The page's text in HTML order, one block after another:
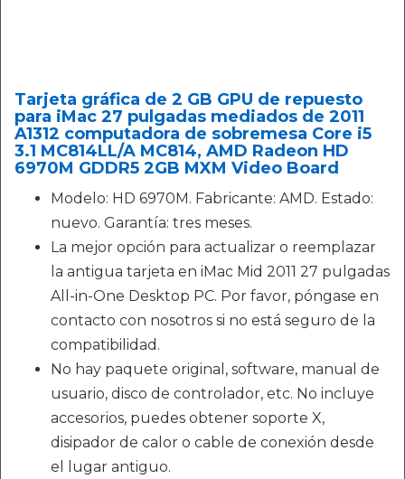
Tarjeta gráfica de 2 GB GPU de repuesto
para iMac 27 pulgadas mediados de 2011
A1312 computadora de sobremesa Core i5
3.1 MC814LL/A MC814, AMD Radeon HD
6970M GDDR5 2GB MXM Video Board
Modelo: HD 6970M. Fabricante: AMD. Estado:
nuevo. Garantía: tres meses.
La mejor opción para actualizar o reemplazar
la antigua tarjeta en iMac Mid 2011 27 pulgadas
All-in-One Desktop PC. Por favor, póngase en
contacto con nosotros si no está seguro de la
compatibilidad.
No hay paquete original, software, manual de
usuario, disco de controlador, etc. No incluye
accesorios, puedes obtener soporte X,
disipador de calor o cable de conexión desde
el lugar antiguo.